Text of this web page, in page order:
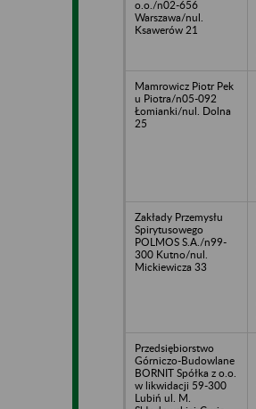
o.o./n02-656
Warszawa/nul.
Ksawerów 21
Mamrowicz Piotr Pek
u Piotra/n05-092
Łomianki/nul. Dolna
25
Zakłady Przemysłu
Spirytusowego
POLMOS S.A./n99-
300 Kutno/nul.
Mickiewicza 33
Przedsiębiorstwo
Górniczo-Budowlane
BORNIT Spółka z o.o.
w likwidacji 59-300
Lubiń ul. M.